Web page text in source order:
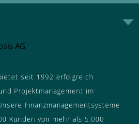
seit 1992 erfolgreich
Projektmanagement im
Finanzmanagementsysteme
Kunden von mehr als 5.000